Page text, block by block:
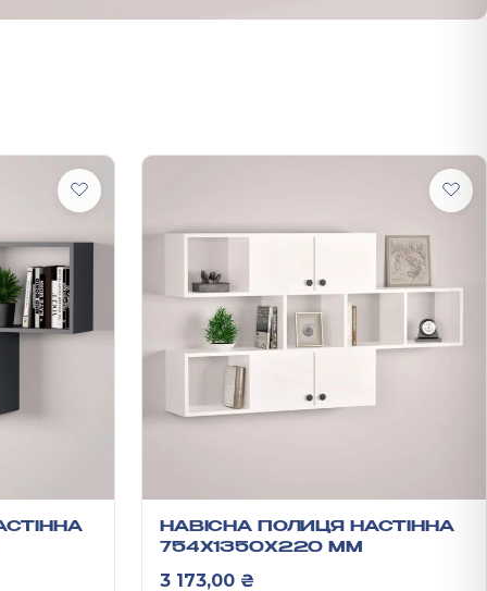
НАВІСНА ПОЛИЦЯ НАСТІННА
754Х1350Х220 ММ
3 173,00 ₴